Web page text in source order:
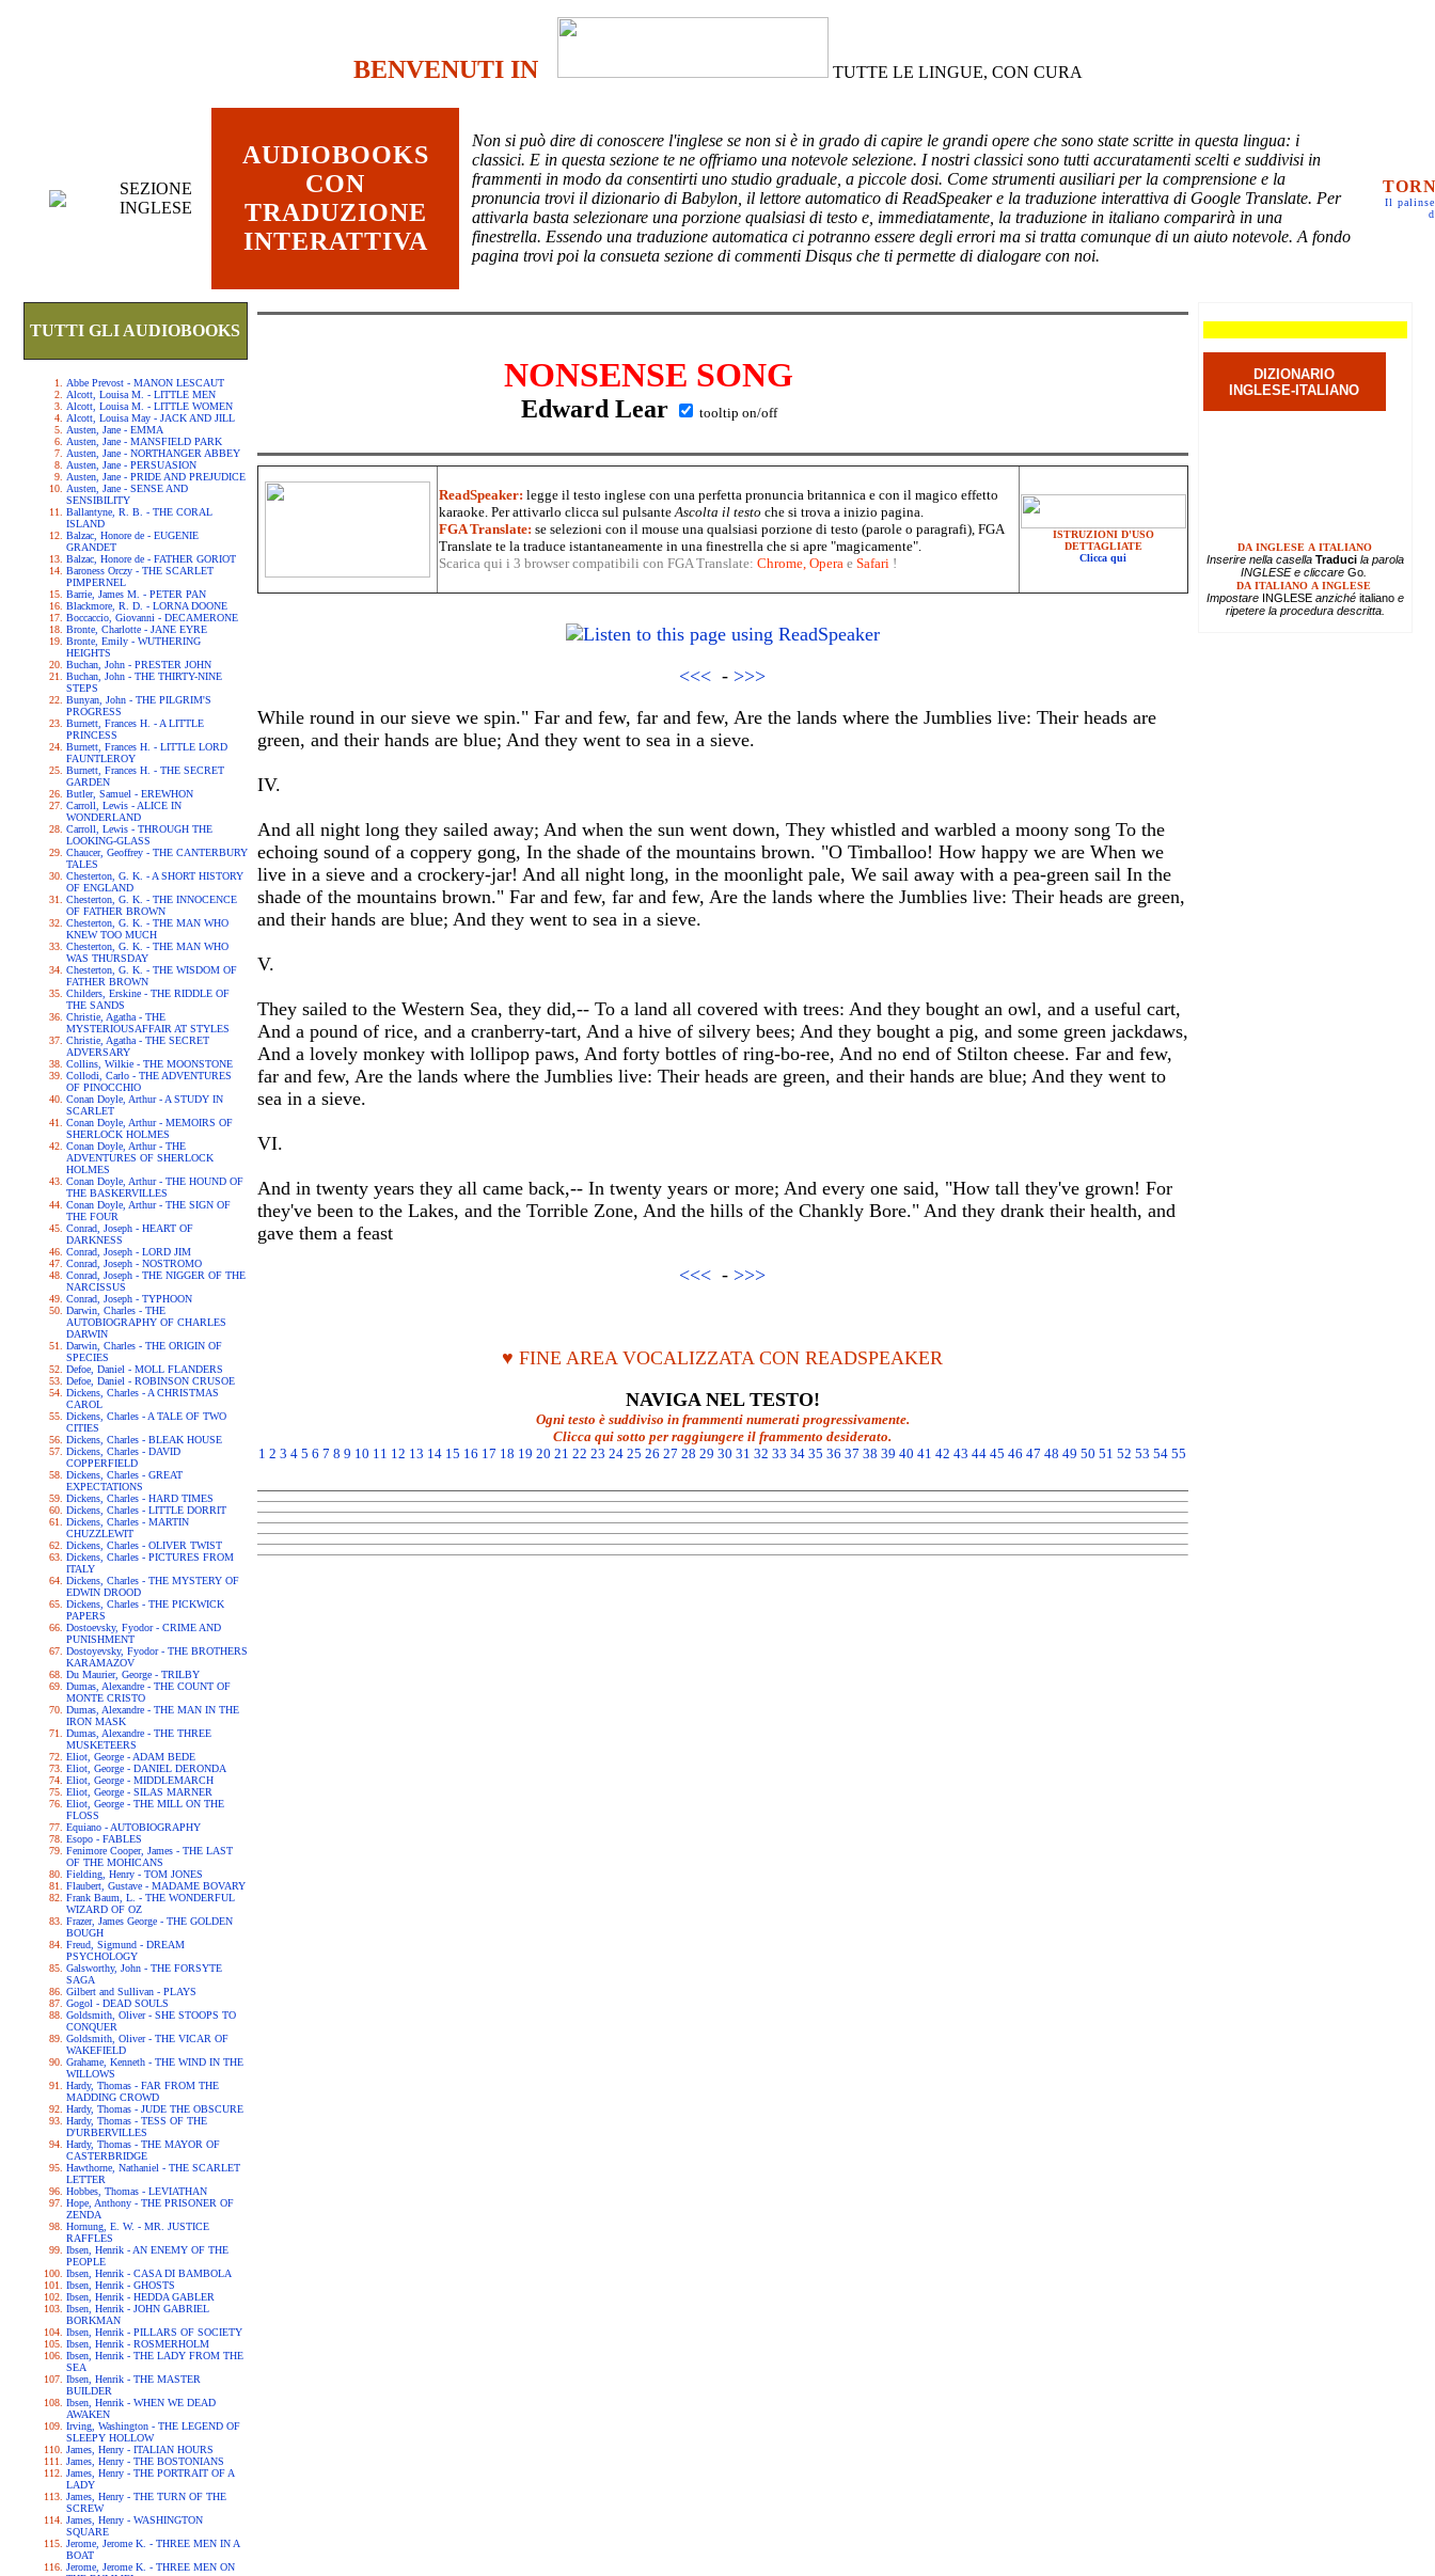
BENVENUTI IN TUTTE LE LINGUE, CON CURA
SEZIONE
INGLESE
AUDIOBOOKS
CON
TRADUZIONE
INTERATTIVA
Non si può dire di conoscere l'inglese se non si è in grado di capire le grandi opere che sono state scritte in questa lingua: i
classici. E in questa sezione te ne offriamo una notevole selezione. I nostri classici sono tutti accuratamenti scelti e suddivisi in
frammenti in modo da consentirti uno studio graduale, a piccole dosi. Come strumenti ausiliari per la comprensione e la
pronuncia trovi il dizionario di Babylon, il lettore automatico di ReadSpeaker e la traduzione interattiva di Google Translate. Per
attivarla basta selezionare una porzione qualsiasi di testo e, immediatamente, la traduzione in italiano comparirà in una
finestrella. Essendo una traduzione automatica ci potranno essere degli errori ma si tratta comunque di un aiuto notevole. A fondo
pagina trovi poi la consueta sezione di commenti Disqus che ti permette di dialogare con noi.
Il
TUTTI GLI AUDIOBOOKS
Abbe Prevost - MANON LESCAUT
Alcott, Louisa M. - LITTLE MEN
Alcott, Louisa M. - LITTLE WOMEN
Alcott, Louisa May - JACK AND JILL
Austen, Jane - EMMA
Austen, Jane - MANSFIELD PARK
Austen, Jane - NORTHANGER ABBEY
Austen, Jane - PERSUASION
Austen, Jane - PRIDE AND PREJUDICE
Austen, Jane - SENSE AND
SENSIBILITY
Ballantyne, R. B. - THE CORAL
ISLAND
Balzac, Honore de - EUGENIE
GRANDET
Balzac, Honore de - FATHER GORIOT
Baroness Orczy - THE SCARLET
PIMPERNEL
Barrie, James M. - PETER PAN
Blackmore, R. D. - LORNA DOONE
Boccaccio, Giovanni - DECAMERONE
Bronte, Charlotte - JANE EYRE
Bronte, Emily - WUTHERING
HEIGHTS
Buchan, John - PRESTER JOHN
Buchan, John - THE THIRTY-NINE
STEPS
Bunyan, John - THE PILGRIM'S
PROGRESS
Burnett, Frances H. - A LITTLE
PRINCESS
Burnett, Frances H. - LITTLE LORD
FAUNTLEROY
Burnett, Frances H. - THE SECRET
GARDEN
Butler, Samuel - EREWHON
Carroll, Lewis - ALICE IN
WONDERLAND
Carroll, Lewis - THROUGH THE
LOOKING-GLASS
Chaucer, Geoffrey - THE CANTERBURY
TALES
Chesterton, G. K. - A SHORT HISTORY
OF ENGLAND
Chesterton, G. K. - THE INNOCENCE
OF FATHER BROWN
Chesterton, G. K. - THE MAN WHO
KNEW TOO MUCH
Chesterton, G. K. - THE MAN WHO
WAS THURSDAY
Chesterton, G. K. - THE WISDOM OF
FATHER BROWN
Childers, Erskine - THE RIDDLE OF
THE SANDS
Christie, Agatha - THE
MYSTERIOUSAFFAIR AT STYLES
Christie, Agatha - THE SECRET
ADVERSARY
Collins, Wilkie - THE MOONSTONE
Collodi, Carlo - THE ADVENTURES
OF PINOCCHIO
Conan Doyle, Arthur - A STUDY IN
SCARLET
Conan Doyle, Arthur - MEMOIRS OF
SHERLOCK HOLMES
Conan Doyle, Arthur - THE
ADVENTURES OF SHERLOCK
HOLMES
Conan Doyle, Arthur - THE HOUND OF
THE BASKERVILLES
Conan Doyle, Arthur - THE SIGN OF
THE FOUR
Conrad, Joseph - HEART OF
DARKNESS
Conrad, Joseph - LORD JIM
Conrad, Joseph - NOSTROMO
Conrad, Joseph - THE NIGGER OF THE
NARCISSUS
Conrad, Joseph - TYPHOON
Darwin, Charles - THE
AUTOBIOGRAPHY OF CHARLES
DARWIN
Darwin, Charles - THE ORIGIN OF
SPECIES
Defoe, Daniel - MOLL FLANDERS
Defoe, Daniel - ROBINSON CRUSOE
Dickens, Charles - A CHRISTMAS
CAROL
Dickens, Charles - A TALE OF TWO
CITIES
Dickens, Charles - BLEAK HOUSE
Dickens, Charles - DAVID
COPPERFIELD
Dickens, Charles - GREAT
EXPECTATIONS
Dickens, Charles - HARD TIMES
Dickens, Charles - LITTLE DORRIT
Dickens, Charles - MARTIN
CHUZZLEWIT
Dickens, Charles - OLIVER TWIST
Dickens, Charles - PICTURES FROM
ITALY
Dickens, Charles - THE MYSTERY OF
EDWIN DROOD
Dickens, Charles - THE PICKWICK
PAPERS
Dostoevsky, Fyodor - CRIME AND
PUNISHMENT
Dostoyevsky, Fyodor - THE BROTHERS
KARAMAZOV
Du Maurier, George - TRILBY
Dumas, Alexandre - THE COUNT OF
MONTE CRISTO
Dumas, Alexandre - THE MAN IN THE
IRON MASK
Dumas, Alexandre - THE THREE
MUSKETEERS
Eliot, George - ADAM BEDE
Eliot, George - DANIEL DERONDA
Eliot, George - MIDDLEMARCH
Eliot, George - SILAS MARNER
Eliot, George - THE MILL ON THE
FLOSS
Equiano - AUTOBIOGRAPHY
Esopo - FABLES
Fenimore Cooper, James - THE LAST
OF THE MOHICANS
Fielding, Henry - TOM JONES
Flaubert, Gustave - MADAME BOVARY
Frank Baum, L. - THE WONDERFUL
WIZARD OF OZ
Frazer, James George - THE GOLDEN
BOUGH
Freud, Sigmund - DREAM
PSYCHOLOGY
Galsworthy, John - THE FORSYTE
SAGA
Gilbert and Sullivan - PLAYS
Gogol - DEAD SOULS
Goldsmith, Oliver - SHE STOOPS TO
CONQUER
Goldsmith, Oliver - THE VICAR OF
WAKEFIELD
Grahame, Kenneth - THE WIND IN THE
WILLOWS
Hardy, Thomas - FAR FROM THE
MADDING CROWD
Hardy, Thomas - JUDE THE OBSCURE
Hardy, Thomas - TESS OF THE
D'URBERVILLES
Hardy, Thomas - THE MAYOR OF
CASTERBRIDGE
Hawthorne, Nathaniel - THE SCARLET
LETTER
Hobbes, Thomas - LEVIATHAN
Hope, Anthony - THE PRISONER OF
ZENDA
Hornung, E. W. - MR. JUSTICE
RAFFLES
Ibsen, Henrik - AN ENEMY OF THE
PEOPLE
Ibsen, Henrik - CASA DI BAMBOLA
Ibsen, Henrik - GHOSTS
Ibsen, Henrik - HEDDA GABLER
Ibsen, Henrik - JOHN GABRIEL
BORKMAN
Ibsen, Henrik - PILLARS OF SOCIETY
Ibsen, Henrik - ROSMERHOLM
Ibsen, Henrik - THE LADY FROM THE
SEA
Ibsen, Henrik - THE MASTER
BUILDER
Ibsen, Henrik - WHEN WE DEAD
AWAKEN
Irving, Washington - THE LEGEND OF
SLEEPY HOLLOW
James, Henry - ITALIAN HOURS
James, Henry - THE BOSTONIANS
James, Henry - THE PORTRAIT OF A
LADY
James, Henry - THE TURN OF THE
SCREW
James, Henry - WASHINGTON
SQUARE
Jerome, Jerome K. - THREE MEN IN A
BOAT
Jerome, Jerome K. - THREE MEN ON
NONSENSE SONG
Edward Lear tooltip on/off
ReadSpeaker: legge il testo inglese con una perfetta pronuncia britannica e con il magico effetto
karaoke. Per attivarlo clicca sul pulsanteAscolta il testo che si trova a inizio pagina.
FGA Translate: se selezioni con il mouse una qualsiasi porzione di testo (parole o paragrafi), FGA
Translate te la traduce istantaneamente in una finestrella che si apre "magicamente".
Scarica qui i 3 browser compatibili con FGA Translate: Chrome, Operae Safari !
ISTRUZIONI D'USO
DETTAGLIATE
Clicca qui
<<< - >>>
While round in our sieve we spin." Far and few, far and few, Are the lands where the Jumblies live: Their heads are
green, and their hands are blue; And they went to sea in a sieve.
IV.
And all night long they sailed away; And when the sun went down, They whistled and warbled a moony song To the
echoing sound of a coppery gong, In the shade of the mountains brown. "O Timballoo! How happy we are When we
live in a sieve and a crockery-jar! And all night long, in the moonlight pale, We sail away with a pea-green sail In the
shade of the mountains brown." Far and few, far and few, Are the lands where the Jumblies live: Their heads are green,
and their hands are blue; And they went to sea in a sieve.
V.
They sailed to the Western Sea, they did,-- To a land all covered with trees: And they bought an owl, and a useful cart,
And a pound of rice, and a cranberry-tart, And a hive of silvery bees; And they bought a pig, and some green jackdaws,
And a lovely monkey with lollipop paws, And forty bottles of ring-bo-ree, And no end of Stilton cheese. Far and few,
far and few, Are the lands where the Jumblies live: Their heads are green, and their hands are blue; And they went to
sea in a sieve.
VI.
And in twenty years they all came back,-- In twenty years or more; And every one said, "How tall they've grown! For
they've been to the Lakes, and the Torrible Zone, And the hills of the Chankly Bore." And they drank their health, and
gave them a feast
<<< - >>>
♥ FINE AREA VOCALIZZATA CON READSPEAKER
NAVIGA NEL TESTO!
Ogni testo è suddiviso in frammenti numerati progressivamente.
Clicca qui sotto per raggiungere il frammento desiderato.
1 2 3 4 5 6 7 8 9 10 11 12 13 14 15 16 17 18 19 20 21 22 23 24 25 26 27 28 29 30 31 32 33 34 35 36 37 38 39 40 41 42 43 44 45 46 47 48 49 50 51 52 53 54 55
DIZIONARIO
INGLESE-ITALIANO
DA INGLESE A ITALIANO
Inserire nella casella Traducila parola
INGLESE e cliccare Go.
DA ITALIANO A INGLESE
Impostare INGLESEanziché italianoe
ripetere la procedura descritta.